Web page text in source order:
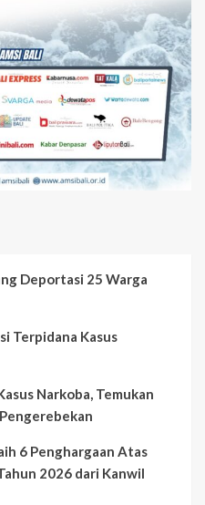
Deportasi 25 Warga
Terpidana Kasus
Narkoba, Temukan
6 Penghargaan Atas
2026 dari Kanwil